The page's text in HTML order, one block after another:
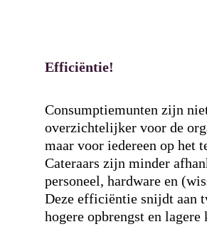
Efficiëntie!
Consumptiemunten zijn
overzichtelijker voor de
maar voor iedereen op het
Cateraars zijn minder
personeel, hardware en
Deze efficiëntie snijdt aan
hogere opbrengst en lagere